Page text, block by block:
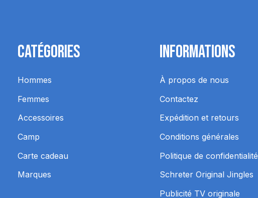
Catégories
Hommes
Femmes
Accessoires
Camp
Carte cadeau
Marques
Informations
À propos de nous
Contactez
Expédition et retours
Conditions générales
Politique de confidentialité
Schreter Original Jingles
Publicité TV originale